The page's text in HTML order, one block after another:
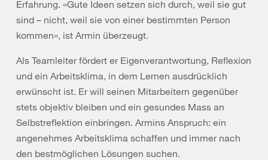
Erfahrung. «Gute Ideen setzen sich durch, weil sie gut
sind – nicht, weil sie von einer bestimmten Person
kommen», ist Armin überzeugt.
Als Teamleiter fördert er Eigenverantwortung, Reflexion
und ein Arbeitsklima, in dem Lernen ausdrücklich
erwünscht ist. Er will seinen Mitarbeitern gegenüber
stets objektiv bleiben und ein gesundes Mass an
Selbstreflektion einbringen. Armins Anspruch: ein
angenehmes Arbeitsklima schaffen und immer nach
den bestmöglichen Lösungen suchen.